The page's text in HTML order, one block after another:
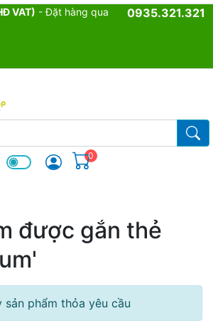
VAT) - Đặt hàng qua
0935.321.321
Từ
0
được gắn thẻ
sản phẩm thỏa yêu cầu